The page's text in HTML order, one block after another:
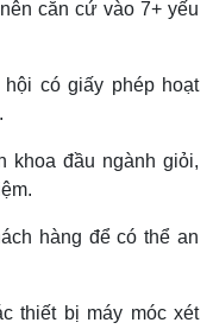
căn cứ vào 7+ yếu
có giấy phép hoạt
khoa đầu ngành giỏi,
hàng để có thể an
thiết bị máy móc xét